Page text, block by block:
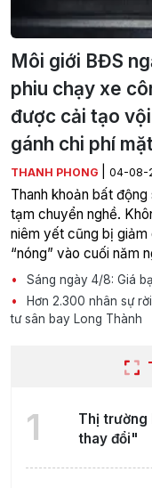
Môi giới BĐS
phiu chạy xe
được cải tạo
gánh chi phí
THANH PHONG 04-08-
Thanh khoản bất
tạm chuyển nghề.
niêm yết cũng bị giảm
“nóng” vào cuối năm
Sáng ngày 4/8: Giá
Hơn 2.300 nhân sự
tư sân bay Long Thành
1
Thị trường
thay đổi"